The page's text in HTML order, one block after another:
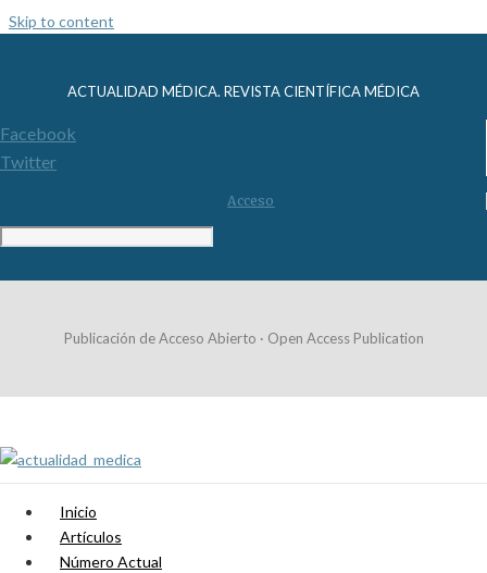
Skip to content
ACTUALIDAD MÉDICA. REVISTA CIENTÍFICA MÉDICA
Facebook
Twitter
Acceso
Publicación de Acceso Abierto · Open Access Publication
Inicio
Artículos
Número Actual